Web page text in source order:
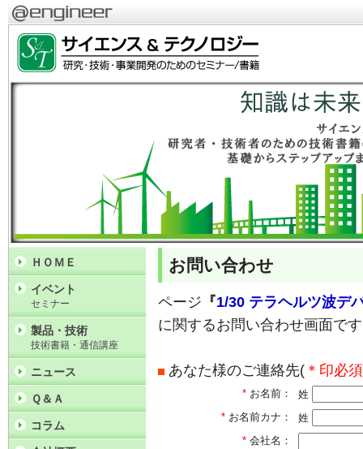
お問い合わせ
ページ 『1/30 テラヘルツ波デ
に関するお問い合わせ画面で
あなた様のご連絡先(＊印必須
* お名前：
姓
* お名前カナ：
姓
* 会社名：
ＨＯＭＥ
イベント
セミナー
製品・技術
技術書籍・通信講座
ニュース
Ｑ＆Ａ
コラム